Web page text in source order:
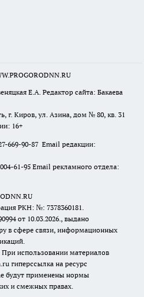
Е.А. Редактор сайта: Бакаева
г. Киров, ул. Азина, дом № 80, кв. 31
16+
669-90-87 Email редакции:
61-95 Email рекламного отдела:
РКН: №: 7378360181.
от 10.03.2026., выдано
в сфере связи, информационных
При использовании материалов
гиперссылка на ресурс
будут применены нормы
и смежных правах.